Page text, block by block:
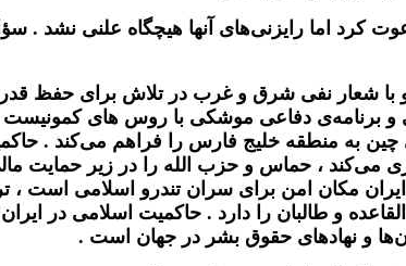
اما رایزنی‌های آنها هیچگاه علنی نشد .
و با شعار نفی شرق و غرب در تلاش برای حفظ
چین به منطقه خلیج فارس را فراهم می‌کند .
می‌کند ، حماس و حزب‌ الله را در زیر حمایت
مکان امن برای سران تندرو اسلامی است ،
و طالبان را دارد . حاکمیت اسلامی در
و نهادهای حقوق بشر در جهان است .